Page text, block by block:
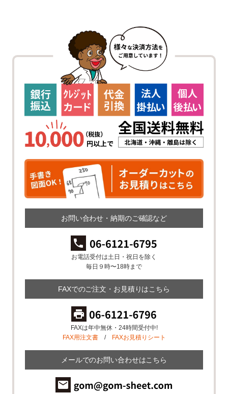
お問い合わせ・納期のご確認など
お電話受付は土日・祝日を除く
毎日９時〜18時まで
FAXでのご注文・お見積りはこちら
FAXは年中無休・24時間受付中!
FAX用注文書/ FAXお見積りシート
メールでのお問い合わせはこちら